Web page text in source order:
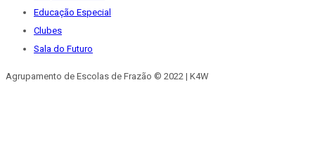
Educação Especial
Clubes
Sala do Futuro
Agrupamento de Escolas de Frazão © 2022 | K4W